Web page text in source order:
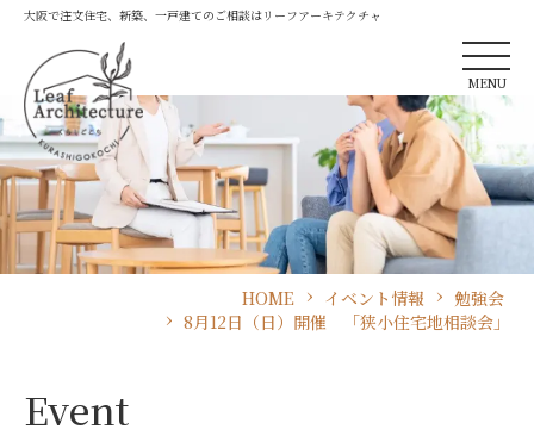
大阪で注文住宅、新築、一戸建てのご相談はリーフアーキテクチャ
MENU
HOME イベント情報
勉強会
8月12日（日）開催 「狭小住宅地相談会」
Event